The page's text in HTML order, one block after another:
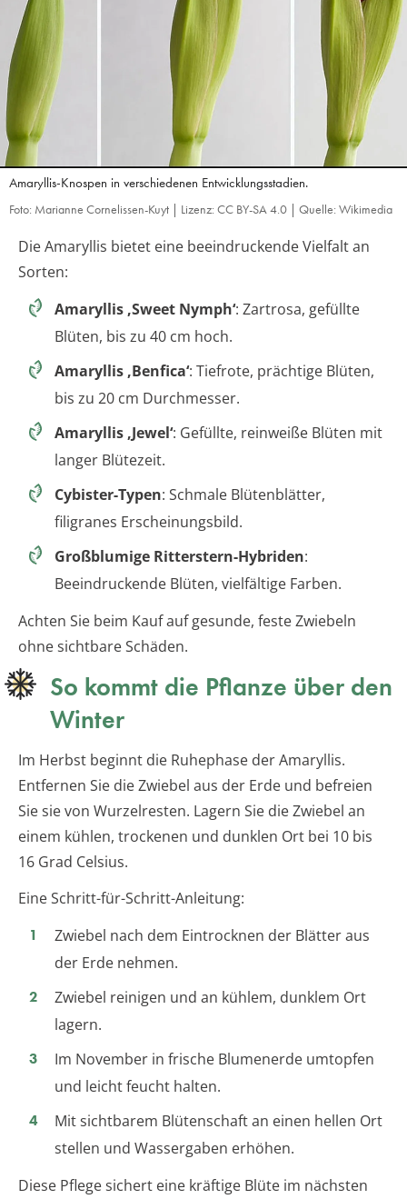
Amaryllis-Knospen in verschiedenen Entwicklungsstadien.
Foto: Marianne Cornelissen-Kuyt | Lizenz: CC BY-SA 4.0 | Quelle: Wikimedia
Die Amaryllis bietet eine beeindruckende Vielfalt an
Sorten:
Amaryllis ‚Sweet Nymph‘: Zartrosa, gefüllte
Blüten, bis zu 40 cm hoch.
Amaryllis ‚Benfica‘: Tiefrote, prächtige Blüten,
bis zu 20 cm Durchmesser.
Amaryllis ‚Jewel‘: Gefüllte, reinweiße Blüten mit
langer Blütezeit.
Cybister-Typen: Schmale Blütenblätter,
filigranes Erscheinungsbild.
Großblumige Ritterstern-Hybriden:
Beeindruckende Blüten, vielfältige Farben.
Achten Sie beim Kauf auf gesunde, feste Zwiebeln
ohne sichtbare Schäden.
So kommt die Pflanze über den
Winter
Im Herbst beginnt die Ruhephase der Amaryllis.
Entfernen Sie die Zwiebel aus der Erde und befreien
Sie sie von Wurzelresten. Lagern Sie die Zwiebel an
einem kühlen, trockenen und dunklen Ort bei 10 bis
16 Grad Celsius.
Eine Schritt-für-Schritt-Anleitung:
Zwiebel nach dem Eintrocknen der Blätter aus
der Erde nehmen.
Zwiebel reinigen und an kühlem, dunklem Ort
lagern.
Im November in frische Blumenerde umtopfen
und leicht feucht halten.
Mit sichtbarem Blütenschaft an einen hellen Ort
stellen und Wassergaben erhöhen.
Diese Pflege sichert eine kräftige Blüte im nächsten